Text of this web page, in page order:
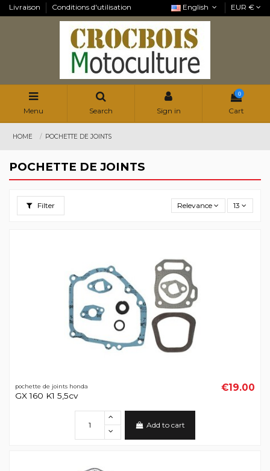
Livraison Conditions d'utilisation English EUR €
Menu Search Sign in
0
Cart
HOME POCHETTE DE JOINTS
POCHETTE DE JOINTS
Filter Relevance 13
pochette de joints honda
GX 160 K1 5,5cv
€19.00
Add to cart